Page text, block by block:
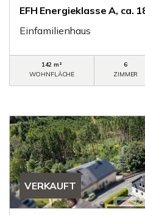
EFH Energieklasse A, ca.
Einfamilienhaus
142 m²
WOHNFLÄCHE
6
ZIMMER
VERKAUFT